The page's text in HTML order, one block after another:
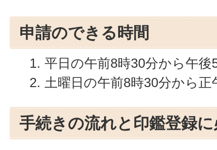
申請のできる時間
平日の午前8時30分から午後
土曜日の午前8時30分から
手続きの流れと印鑑登録